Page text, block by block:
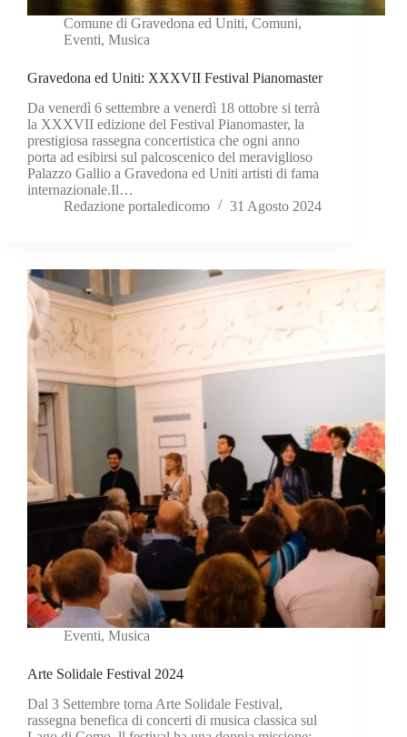
Comune di Gravedona ed Uniti, Comuni,
Eventi, Musica
Gravedona ed Uniti: XXXVII Festival Pianomaster
Da venerdì 6 settembre a venerdì 18 ottobre si terrà
la XXXVII edizione del Festival Pianomaster, la
prestigiosa rassegna concertistica che ogni anno
porta ad esibirsi sul palcoscenico del meraviglioso
Palazzo Gallio a Gravedona ed Uniti artisti di fama
internazionale.Il…
Redazione portaledicomo
31 Agosto 2024
Eventi, Musica
Arte Solidale Festival 2024
Dal 3 Settembre torna Arte Solidale Festival,
rassegna benefica di concerti di musica classica sul